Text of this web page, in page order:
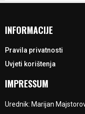
INFORMACIJE
Pravila privatnosti
Uvjeti korištenja
IMPRESSUM
Urednik: Marijan